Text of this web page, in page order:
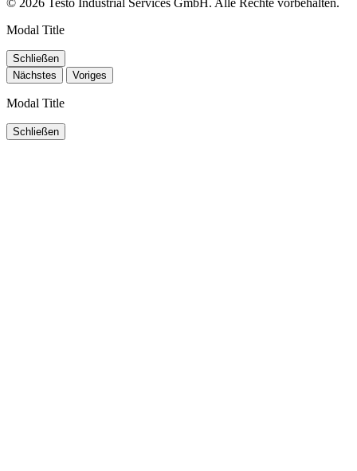
Modal Title
Schließen
Nächstes
Voriges
Modal Title
Schließen